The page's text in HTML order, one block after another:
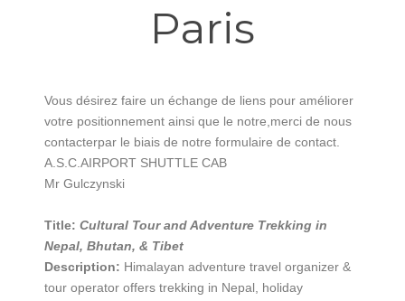
Paris
Vous désirez faire un échange de liens pour améliorer
votre positionnement ainsi que le notre,merci de nous
contacterpar le biais de notre formulaire de contact.
A.S.C.AIRPORT SHUTTLE CAB
Mr Gulczynski
Title: Cultural Tour and Adventure Trekking in
Nepal, Bhutan, & Tibet
Description: Himalayan adventure travel organizer &
tour operator offers trekking in Nepal, holiday